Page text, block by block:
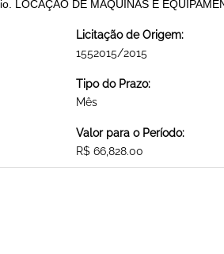
LOCAÇÃO DE MÁQUINAS E
Licitação de Origem:
1552015/2015
Tipo do Prazo:
Mês
Valor para o Período:
R$ 66,828.00